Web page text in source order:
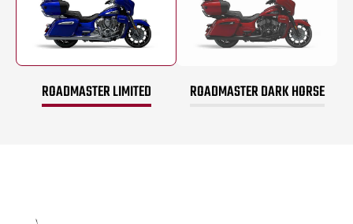
ROADMASTER LIMITED ROADMASTER DARK HORSE